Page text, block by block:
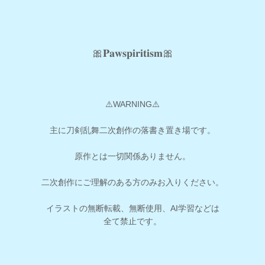
🎀𝐏𝐚𝐰𝐬𝐩𝐢𝐫𝐢𝐭𝐢𝐬𝐦🎀
⚠️WARNING⚠️
主に刀剣乱舞二次創作の落書き置き場です。
原作とは一切関係ありません。
二次創作にご理解のある方のみお入りください。
イラストの無断転載、無断使用、AI学習などは
全て禁止です。